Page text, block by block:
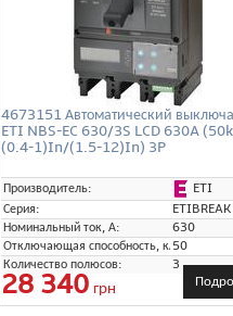
4673151 Автоматический
ETI NBS-EC 630/3S LCD 630A
(0.4-1)In/(1.5-12)In) 3P
Производитель:
ETI
Серия:
ETIBREAK
Номинальный ток, А:
630
Отключающая способность, кА:50
Количество полюсов:
3
28 340 грн